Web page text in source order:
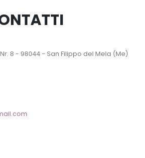
8 - 98044 - San Filippo del Mela (Me)